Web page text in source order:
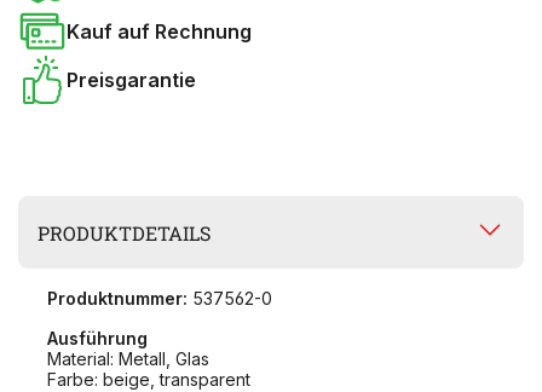
Kauf auf Rechnung
Preisgarantie
PRODUKTDETAILS
Produktnummer: 537562-0
Ausführung
Material: Metall, Glas
Farbe: beige, transparent